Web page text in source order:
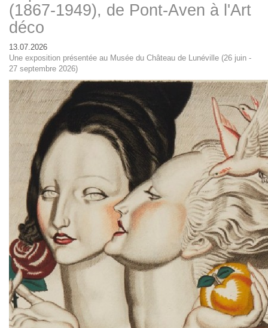
(1867-1949), de Pont-Aven à l'Art
déco
13.07.2026
Une exposition présentée au Musée du Château de Lunéville (26 juin -
27 septembre 2026)